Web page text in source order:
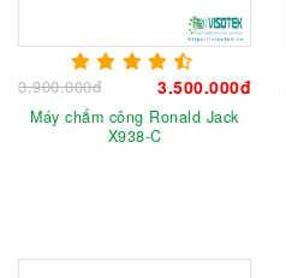
3.900.000đ 3.500.000đ
Máy chấm công Ronald Jack
X938-C